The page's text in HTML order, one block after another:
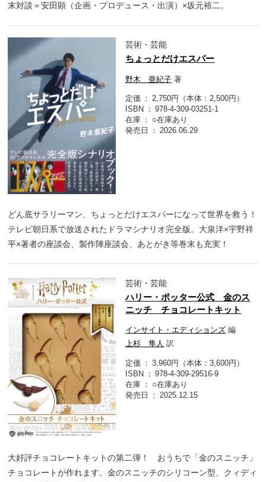
末対談＝安田顕（企画・プロデュース・出演）×坂元裕二。
芸術・芸能
ちょっとだけエスパー
野木 亜紀子 著
定価
2,750円（本体：2,500円）
ISBN
978-4-309-03251-1
在庫
○在庫あり
発売日
2026.06.29
どん底サラリーマン、ちょっとだけエスパーになって世界を救う！
テレビ朝日系で放送されたドラマシナリオ完全版。大泉洋×宇野祥
平×著者の座談会、製作陣座談会、あとがき等巻末も充実！
芸術・芸能
ハリー・ポッター公式 金のス
ニッチ チョコレートキット
インサイト・エディションズ 編
上杉 隼人 訳
定価
3,960円（本体：3,600円）
ISBN
978-4-309-29516-9
在庫
○在庫あり
発売日
2025.12.15
大好評チョコレートキットの第二弾！ おうちで「金のスニッチ」
チョコレートが作れます。金のスニッチのシリコーン型、クィディ